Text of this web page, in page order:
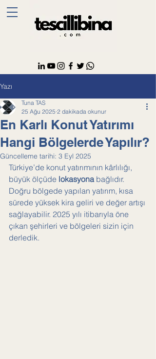
Yazı
En Karlı Konut Yatırımı
Hangi Bölgelerde Yapılır?
Tuna TAS
25 Ağu 2025 2 dakikada okunur
Güncelleme tarihi: 3 Eyl 2025
Türkiye’de konut yatırımının kârlılığı,
büyük ölçüde lokasyona bağlıdır.
Doğru bölgede yapılan yatırım, kısa
sürede yüksek kira geliri ve değer artışı
sağlayabilir. 2025 yılı itibarıyla öne
çıkan şehirleri ve bölgeleri sizin için
derledik.